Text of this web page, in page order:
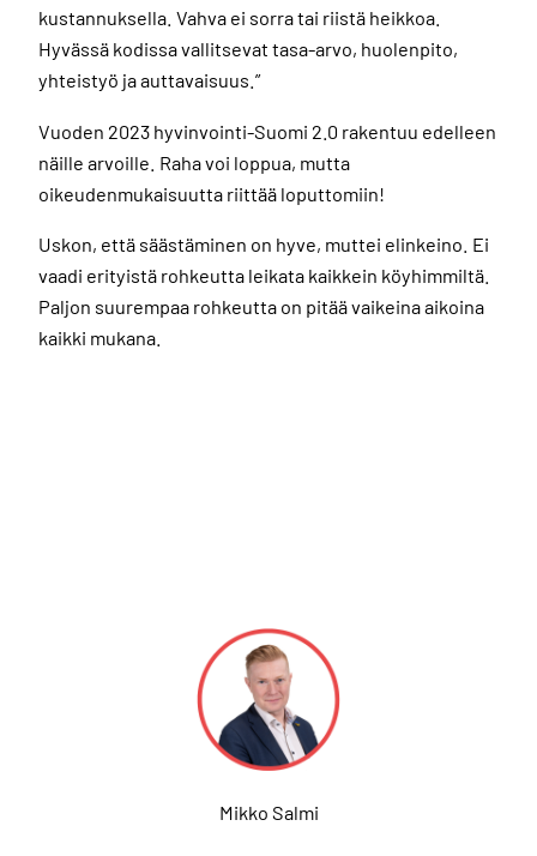
kustannuksella. Vahva ei sorra tai riistä heikkoa.
Hyvässä kodissa vallitsevat tasa-arvo, huolenpito,
yhteistyö ja auttavaisuus.”
Vuoden 2023 hyvinvointi-Suomi 2.0 rakentuu edelleen
näille arvoille. Raha voi loppua, mutta
oikeudenmukaisuutta riittää loputtomiin!
Uskon, että säästäminen on hyve, muttei elinkeino. Ei
vaadi erityistä rohkeutta leikata kaikkein köyhimmiltä.
Paljon suurempaa rohkeutta on pitää vaikeina aikoina
kaikki mukana.
Mikko Salmi